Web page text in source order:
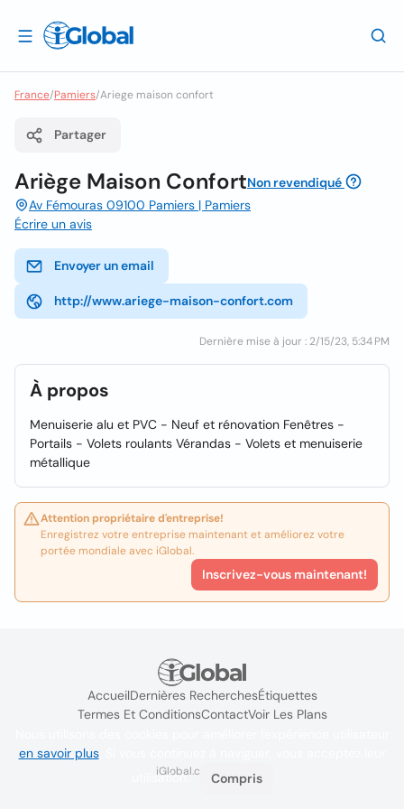
France/Pamiers/Ariege maison confort
Partager
Ariège Maison ConfortNon revendiqué
Av Fémouras 09100 Pamiers | Pamiers
Écrire un avis
Envoyer un email
http://www.ariege-maison-confort.com
Dernière mise à jour : 2/15/23, 5:34 PM
À propos
Menuiserie alu et PVC - Neuf et rénovation Fenêtres -
Portails - Volets roulants Vérandas - Volets et menuiserie
métallique
Attention propriétaire d'entreprise!
Enregistrez votre entreprise maintenant et améliorez votre
portée mondiale avec iGlobal.
Inscrivez-vous maintenant!
AccueilDernières RecherchesÉtiquettes
Termes Et ConditionsContactVoir Les Plans
iGlobal.co @ 2024
en savoir plus. Si vous continuez à naviguer, vous acceptez leur
utilisation.
Compris